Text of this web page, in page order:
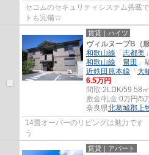
セコムのセキュリティシステム搭載
トも完備☆
賃貸｜ハイツ
ヴィルヌーブB（服
和歌山線 「 志都美
和歌山線 「 畠田 」
近鉄田原本線 「 大
6.5万円
間取:2LDK/59.58㎡
敷金/礼金:0万円/5
奈良県北葛城郡上
14畳オーバーのリビングは魅力で
う
賃貸｜アパート